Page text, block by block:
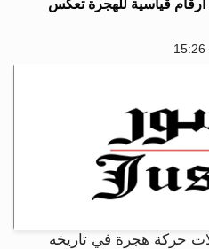
أرقام قياسية للهجرة تعكس
حركة هجرة في تاريخه